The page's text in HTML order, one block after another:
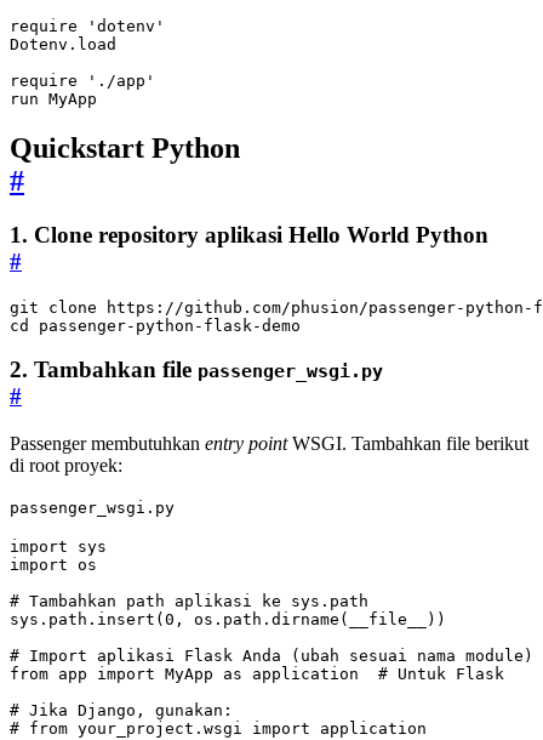
require
'dotenv'
Dotenv . load
require
'./app'
run MyApp
Quickstart Python
#
1. Clone repository aplikasi Hello World Python
#
cd passenger-python-flask-demo
2. Tambahkan file passenger_wsgi.py
#
Passenger membutuhkan entry pointWSGI. Tambahkan file berikut
di root proyek:
passenger_wsgi.py
import
sys
import os
# Tambahkan path aplikasi ke sys.path
sys . path . insert ( 0 , os . path . dirname ( __file__
))
# Import aplikasi Flask Anda (ubah sesuai nama module)
from app import MyApp as application
# Untuk Flask
# Jika Django, gunakan:
# from your_project.wsgi import application